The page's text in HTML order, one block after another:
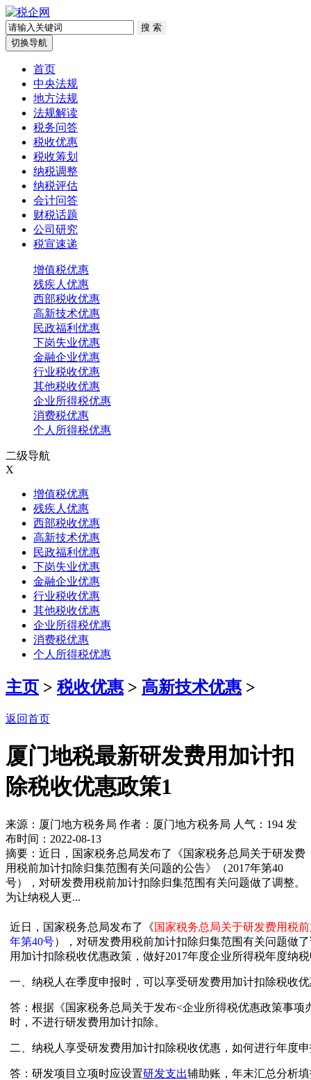
切换导航
首页
中央法规
地方法规
法规解读
税务问答
税收优惠
税收筹划
纳税调整
纳税评估
会计问答
财税话题
公司研究
税宣速递
增值税优惠
残疾人优惠
西部税收优惠
高新技术优惠
民政福利优惠
下岗失业优惠
金融企业优惠
行业税收优惠
其他税收优惠
企业所得税优惠
消费税优惠
个人所得税优惠
二级导航
X
增值税优惠
残疾人优惠
西部税收优惠
高新技术优惠
民政福利优惠
下岗失业优惠
金融企业优惠
行业税收优惠
其他税收优惠
企业所得税优惠
消费税优惠
个人所得税优惠
主页 > 税收优惠> 高新技术优惠>
返回首页
厦门地税最新研发费用加计扣
除税收优惠政策1
来源：厦门地方税务局 作者：厦门地方税务局 人气： 194 发
布时间：2022-08-13
摘要：近日，国家税务总局发布了《国家税务总局关于研发费
用税前加计扣除归集范围有关问题的公告》（2017年第40
号），对研发费用税前加计扣除归集范围有关问题做了调整。
为让纳税人更...
近日，国家税务总局发布了《国家税务总局关于研发费用税
年第40号），对研发费用税前加计扣除归集范围有关问题做
用加计扣除税收优惠政策，做好2017年度企业所得税年度纳
一、纳税人在季度申报时，可以享受研发费用加计扣除税收
答：根据《国家税务总局关于发布<企业所得税优惠政策事
时，不进行研发费用加计扣除。
二、纳税人享受研发费用加计扣除税收优惠，如何进行年度
答：研发项目立项时应设置研发支出辅助账，年末汇总分析